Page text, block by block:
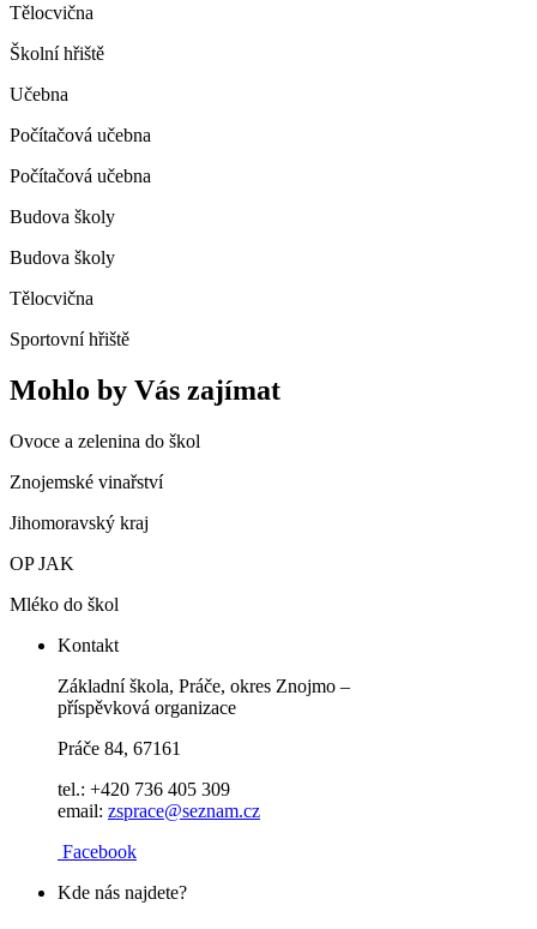
Tělocvična
Školní hřiště
Učebna
Počítačová učebna
Počítačová učebna
Budova školy
Budova školy
Tělocvična
Sportovní hřiště
Mohlo by Vás zajímat
Ovoce a zelenina do škol
Znojemské vinařství
Jihomoravský kraj
OP JAK
Mléko do škol
Kontakt
Základní škola, Práče, okres Znojmo –
příspěvková organizace
Práče 84, 67161
tel.: +420 736 405 309
email: zsprace@seznam.cz
Facebook
Kde nás najdete?